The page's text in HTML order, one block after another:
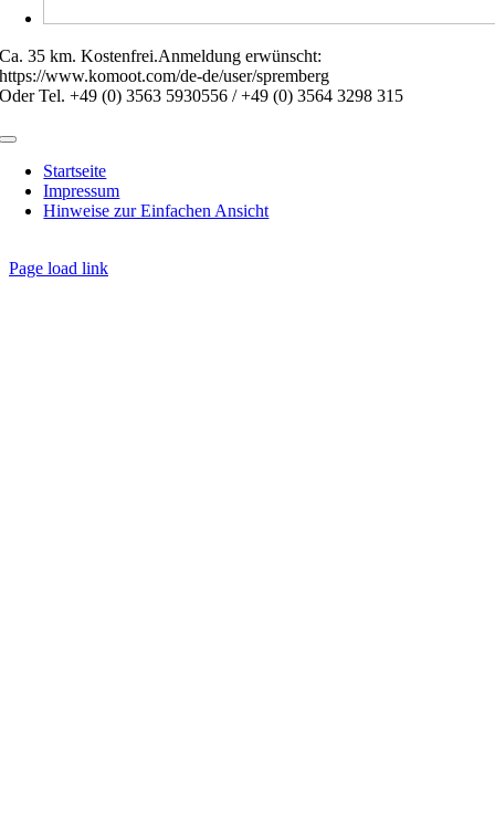
Ca. 35 km. Kostenfrei.Anmeldung erwünscht:
https://www.komoot.com/de-de/user/spremberg
Oder Tel. +49 (0) 3563 5930556 / +49 (0) 3564 3298 315
Toggle
NavigationStartseite
Impressum
Hinweise zur Einfachen Ansicht
Page load link